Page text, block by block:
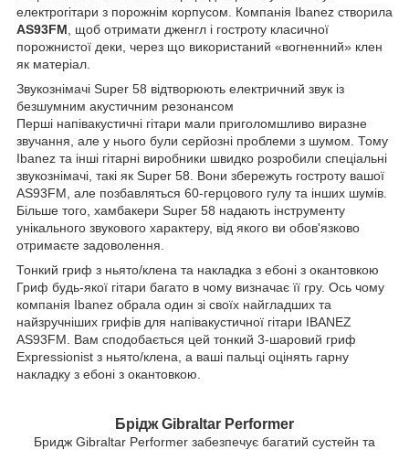
електрогітари з порожнім корпусом. Компанія Ibanez створила
AS93FM , щоб отримати дженгл і гостроту класичної
порожнистої деки, через що використаний «вогненний» клен
як матеріал.
Звукознімачі Super 58 відтворюють електричний звук із
безшумним акустичним резонансом
Перші напівакустичні гітари мали приголомшливо виразне
звучання, але у нього були серйозні проблеми з шумом. Тому
Ibanez та інші гітарні виробники швидко розробили спеціальні
звукознімачі, такі як Super 58. Вони збережуть гостроту вашої
AS93FM, але позбавляться 60-герцового гулу та інших шумів.
Більше того, хамбакери Super 58 надають інструменту
унікального звукового характеру, від якого ви обов'язково
отримаєте задоволення.
Тонкий гриф з ньято/клена та накладка з ебоні з окантовкою
Гриф будь-якої гітари багато в чому визначає її гру. Ось чому
компанія Ibanez обрала один зі своїх найгладших та
найзручніших грифів для напівакустичної гітари IBANEZ
AS93FM. Вам сподобається цей тонкий 3-шаровий гриф
Expressionist з ньято/клена, а ваші пальці оцінять гарну
накладку з ебоні з окантовкою.
Брідж Gibraltar Performer
Бридж Gibraltar Performer забезпечує багатий сустейн та